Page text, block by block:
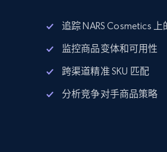
追踪 NARS Cosmetics 上
监控商品变体和可用性
跨渠道精准 SKU 匹配
分析竞争对手商品策略